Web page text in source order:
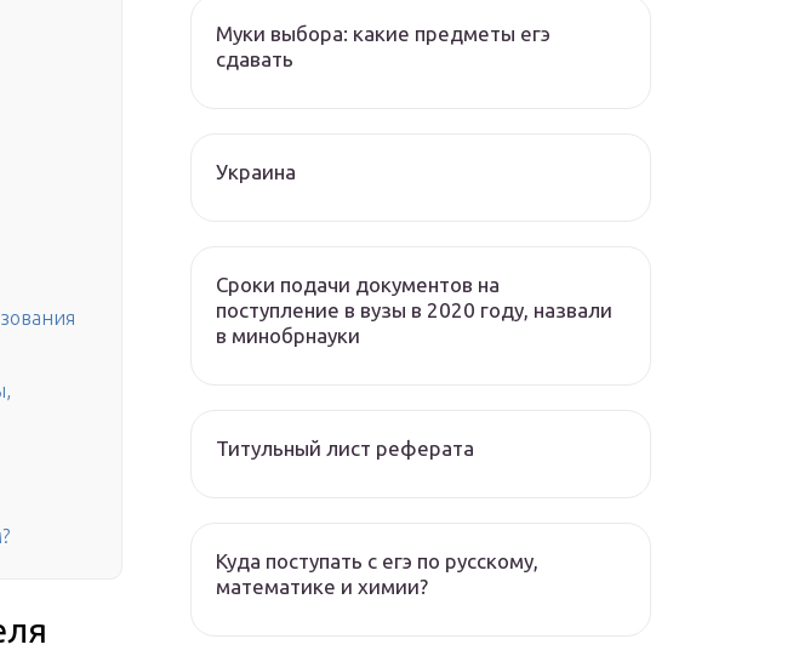
Муки выбора: какие предметы егэ
сдавать
Украина
Сроки подачи документов на
поступление в вузы в 2020 году, назвали
в минобрнауки
Титульный лист реферата
Куда поступать с егэ по русскому,
математике и химии?